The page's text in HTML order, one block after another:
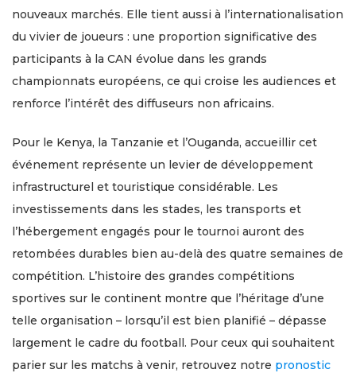
nouveaux marchés. Elle tient aussi à l’internationalisation
du vivier de joueurs : une proportion significative des
participants à la CAN évolue dans les grands
championnats européens, ce qui croise les audiences et
renforce l’intérêt des diffuseurs non africains.
Pour le Kenya, la Tanzanie et l’Ouganda, accueillir cet
événement représente un levier de développement
infrastructurel et touristique considérable. Les
investissements dans les stades, les transports et
l’hébergement engagés pour le tournoi auront des
retombées durables bien au-delà des quatre semaines de
compétition. L’histoire des grandes compétitions
sportives sur le continent montre que l’héritage d’une
telle organisation – lorsqu’il est bien planifié – dépasse
largement le cadre du football. Pour ceux qui souhaitent
parier sur les matchs à venir, retrouvez notre pronostic